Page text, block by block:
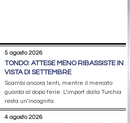
5 agosto 2026
TONDO: ATTESE MENO RIBASSISTE IN
VISTA DI SETTEMBRE
Scambi ancora lenti, mentre il mercato
guarda al dopo ferie. L’import dalla Turchia
resta un’incognita
4 agosto 2026